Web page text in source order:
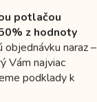
potlačou
z hodnoty
naraz –
Vám najviac
podklady k